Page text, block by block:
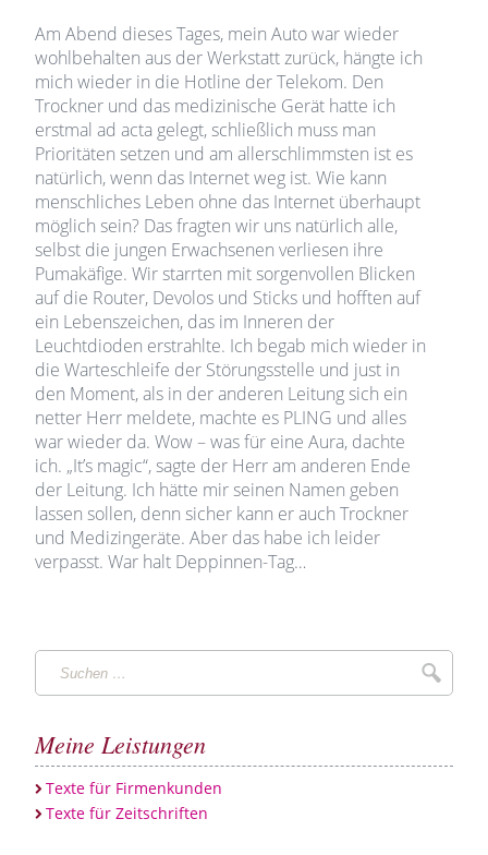
Am Abend dieses Tages, mein Auto war wieder
wohlbehalten aus der Werkstatt zurück, hängte ich
mich wieder in die Hotline der Telekom. Den
Trockner und das medizinische Gerät hatte ich
erstmal ad acta gelegt, schließlich muss man
Prioritäten setzen und am allerschlimmsten ist es
natürlich, wenn das Internet weg ist. Wie kann
menschliches Leben ohne das Internet überhaupt
möglich sein? Das fragten wir uns natürlich alle,
selbst die jungen Erwachsenen verliesen ihre
Pumakäfige. Wir starrten mit sorgenvollen Blicken
auf die Router, Devolos und Sticks und hofften auf
ein Lebenszeichen, das im Inneren der
Leuchtdioden erstrahlte. Ich begab mich wieder in
die Warteschleife der Störungsstelle und just in
den Moment, als in der anderen Leitung sich ein
netter Herr meldete, machte es PLING und alles
war wieder da. Wow – was für eine Aura, dachte
ich. „It’s magic“, sagte der Herr am anderen Ende
der Leitung. Ich hätte mir seinen Namen geben
lassen sollen, denn sicher kann er auch Trockner
und Medizingeräte. Aber das habe ich leider
verpasst. War halt Deppinnen-Tag…
Suchen
…
Meine Leistungen
Texte für Firmenkunden
Texte für Zeitschriften